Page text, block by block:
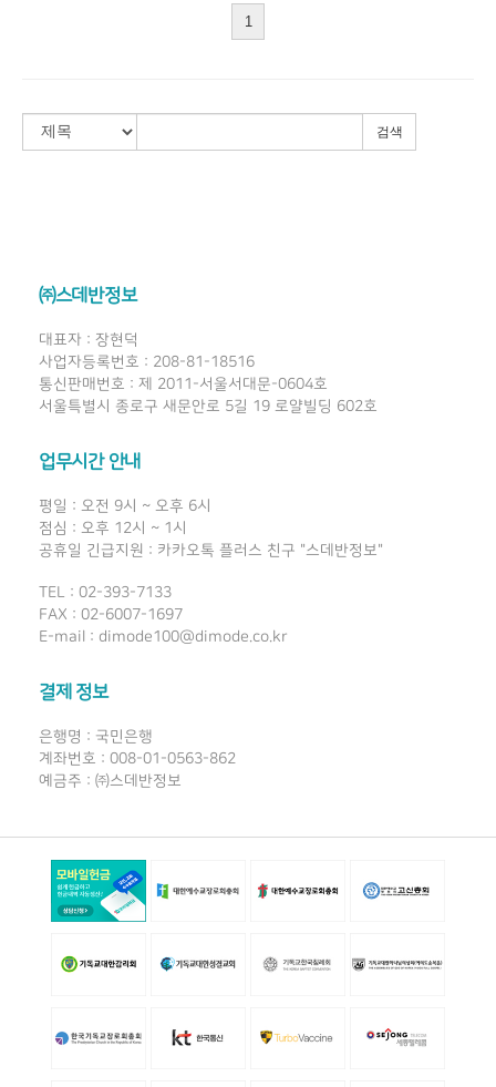
1
검색
㈜스데반정보
대표자 : 장현덕
사업자등록번호 : 208-81-18516
통신판매번호 : 제 2011-서울서대문-0604호
서울특별시 종로구 새문안로 5길 19 로얄빌딩 602호
업무시간 안내
평일 : 오전 9시 ~ 오후 6시
점심 : 오후 12시 ~ 1시
공휴일 긴급지원 : 카카오톡 플러스 친구 "스데반정보"
TEL : 02-393-7133
FAX : 02-6007-1697
E-mail : dimode100@dimode.co.kr
결제 정보
은행명 : 국민은행
계좌번호 : 008-01-0563-862
예금주 : ㈜스데반정보